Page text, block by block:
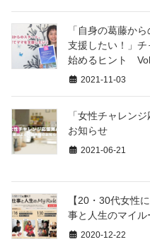
「自身の葛藤か
支援したい！」
始めるヒント
2021-11-03
「女性チャレン
お知らせ
2021-06-21
【20・30代女性
事と人生のマイル
2020-12-22